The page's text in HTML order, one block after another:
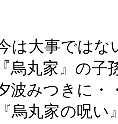
は大事ではな
烏丸家』の子
波みつきに・
烏丸家の呪